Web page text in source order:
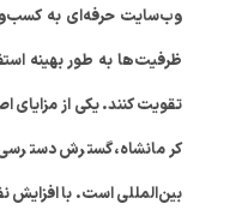
وب‌سایت حرفه‌ای به
ظرفیت‌ها به طور بهینه
تقویت کنند. یکی از
کرمانشاه، گسترش
بین‌المللی است. با افزایش